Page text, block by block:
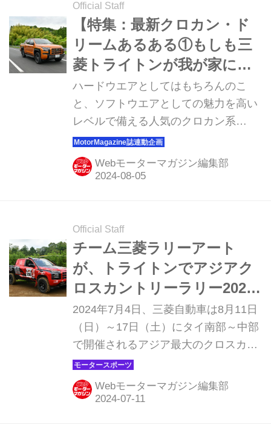
Official Staff
【特集：最新クロカン・ド
リームあるある①もしも三
菱トライトンが我が家にや
ってきたら】大柄ボディに
は、大きな夢が詰まってい
た
ハードウエアとしてはもちろんのこ
と、ソフトウエアとしての魅力を高い
レベルで備える人気のクロカン系
SUV3台をテスト。どのモデルも、ガ
レージに収まった瞬間からライフスタ
イルを変える力を秘めています。まず
（MotorMagazine8月号より再構成）
Webモーターマガジン編集部
Official Staff
チーム三菱ラリーアート
が、トライトンでアジアク
ロスカントリーラリー2024
に参戦。トヨタと一騎討ち
か！？
2024年7月4日、三菱自動車は8月11日
（日）～17日（土）にタイ南部～中部
で開催されるアジア最大のクロスカン
トリーラリー「アジアクロスカントリ
ーラリー（AXCR）」に、新型トライ
トンで参戦するチーム体制を発表し
Webモーターマガジン編集部